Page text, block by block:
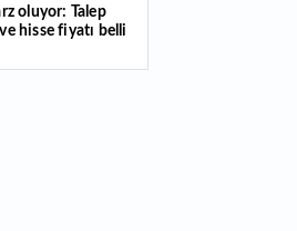
oluyor: Talep
hisse fiyatı belli